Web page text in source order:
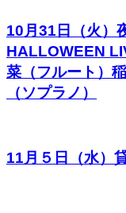
10月31日（火）
HALLOWEEN
菜（フルート）
（ソプラノ）
11月５日（水）